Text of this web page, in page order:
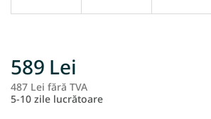
589 Lei
487 Lei fără TVA
5-10 zile lucrătoare